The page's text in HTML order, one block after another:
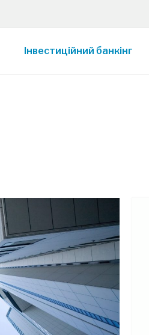
Інвестиційний банкінг